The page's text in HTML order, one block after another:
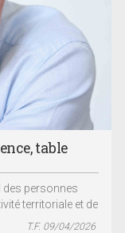
table
des personnes
territoriale et de
T.F. 09/04/2026